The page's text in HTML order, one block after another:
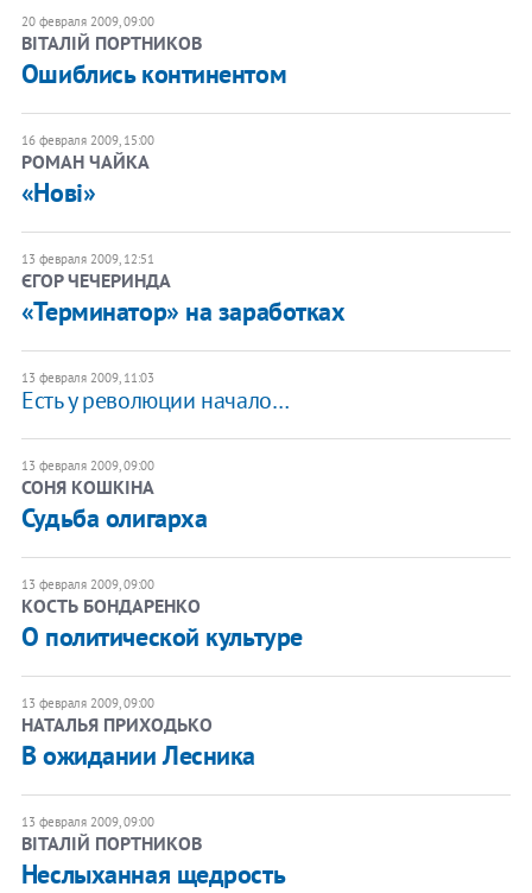
20 февраля 2009, 09:00
ВІТАЛІЙ ПОРТНИКОВ
Ошиблись континентом
16 февраля 2009, 15:00
РОМАН ЧАЙКА
«Нові»
13 февраля 2009, 12:51
ЄГОР ЧЕЧЕРИНДА
«Терминатор» на заработках
13 февраля 2009, 11:03
Есть у революции начало…
13 февраля 2009, 09:00
СОНЯ КОШКІНА
Судьба олигарха
13 февраля 2009, 09:00
КОСТЬ БОНДАРЕНКО
О политической культуре
13 февраля 2009, 09:00
НАТАЛЬЯ ПРИХОДЬКО
В ожидании Лесника
13 февраля 2009, 09:00
ВІТАЛІЙ ПОРТНИКОВ
Неслыханная щедрость